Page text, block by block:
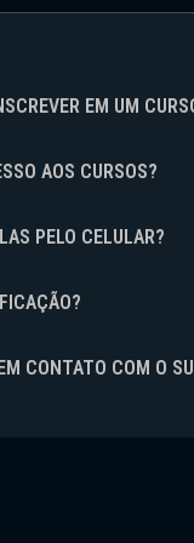
EM UM
AOS CURSOS?
PELO CELULAR?
CONTATO COM O